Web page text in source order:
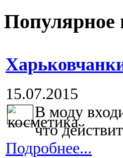
Популярное
15.07.2015
В моду
что
Подробнее...